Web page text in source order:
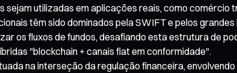
utilizadas em aplicações reais, como comércio
têm sido dominados pela SWIFT e pelos
os fluxos de fundos, desafiando esta estrutura de
"blockchain + canais fiat em conformidade".
na interseção da regulação financeira,